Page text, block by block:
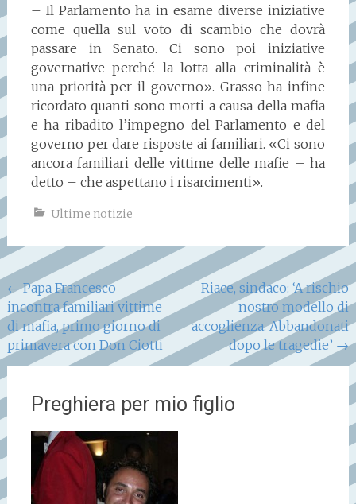
– Il Parlamento ha in esame diverse iniziative
come quella sul voto di scambio che dovrà
passare in Senato. Ci sono poi iniziative
governative perché la lotta alla criminalità è
una priorità per il governo». Grasso ha infine
ricordato quanti sono morti a causa della mafia
e ha ribadito l’impegno del Parlamento e del
governo per dare risposte ai familiari. «Ci sono
ancora familiari delle vittime delle mafie – ha
detto – che aspettano i risarcimenti».
Ultime notizie
Navigazione
articoli
←Papa Francesco
incontra familiari vittime
di mafia, primo giorno di
primavera con Don Ciotti
Riace, sindaco: ‘A rischio
nostro modello di
accoglienza. Abbandonati
dopo le tragedie’ →
Preghiera per mio figlio